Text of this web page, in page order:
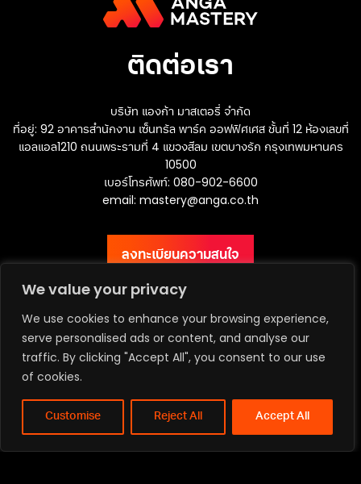
We value your privacy
We use cookies to enhance your browsing experience,
serve personalised ads or content, and analyse our
traffic. By clicking "Accept All", you consent to our use
of cookies.
Customise Reject All Accept All
ติดต่อเรา
บริษัท แองก้า มาสเตอรี่ จำกัด
ที่อยู่: 92 อาคารสำนักงาน เซ็นทรัล พาร์ค ออฟฟิศเศส ชั้นที่ 12 ห้องเลขที่
แอลแอล1210 ถนนพระรามที่ 4 แขวงสีลม เขตบางรัก กรุงเทพมหานคร
10500
เบอร์โทรศัพท์: 080-902-6600
email: mastery@anga.co.th
ลงทะเบียนความสนใจ
เว็บไซต์ ANGA Bangkok
Copyright ©2026 Asia Media Studio Co., Ltd. All rights reserved.